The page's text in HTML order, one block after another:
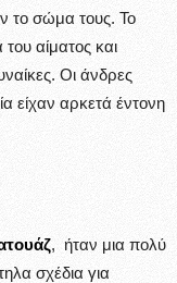
το σώμα τους. Το
αίματος και
Οι άνδρες
είχαν αρκετά έντονη
, ήταν μια πολύ
σχέδια για